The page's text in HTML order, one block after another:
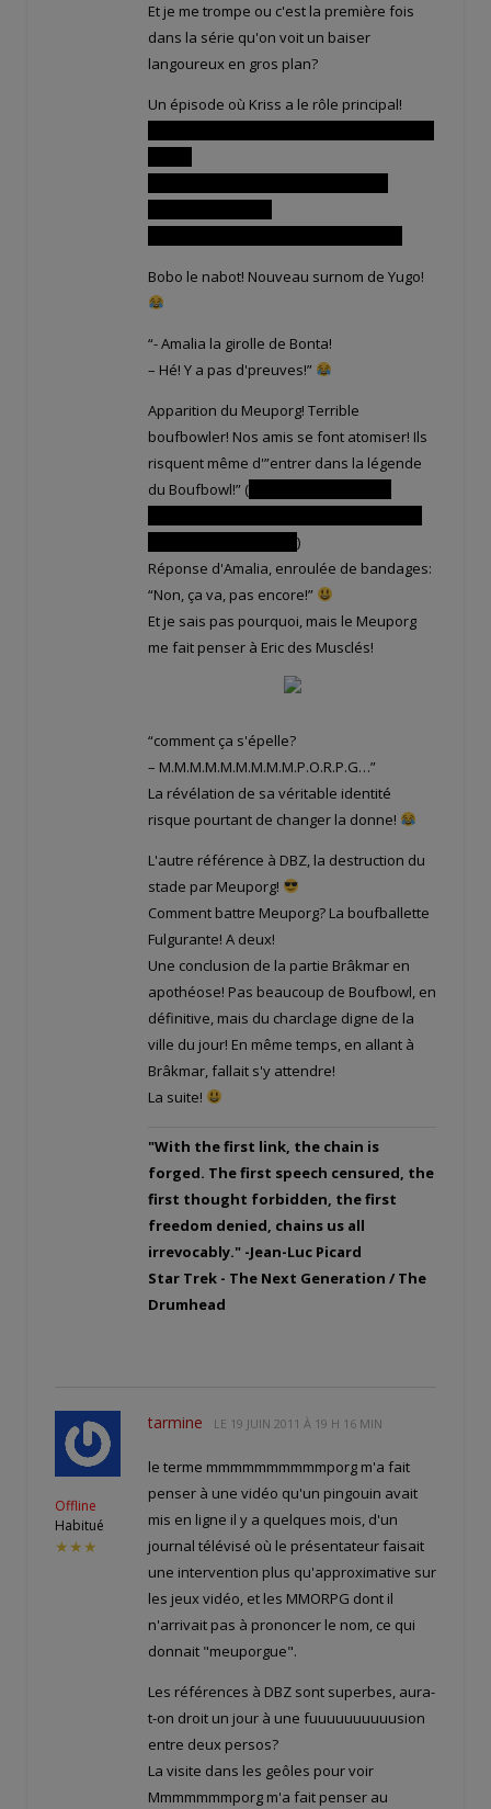
Et je me trompe ou c'est la première fois
dans la série qu'on voit un baiser
langoureux en gros plan?
Un épisode où Kriss a le rôle principal!
Bobo le nabot! Nouveau surnom de Yugo!
“- Amalia la girolle de Bonta!
– Hé! Y a pas d'preuves!”
Apparition du Meuporg! Terrible
boufbowler! Nos amis se font atomiser! Ils
risquent même d'”entrer dans la légende
du Boufbowl!” (
)
Réponse d'Amalia, enroulée de bandages:
“Non, ça va, pas encore!”
Et je sais pas pourquoi, mais le Meuporg
me fait penser à Eric des Musclés!
“comment ça s'épelle?
– M.M.M.M.M.M.M.M.M.P.O.R.P.G…”
La révélation de sa véritable identité
risque pourtant de changer la donne!
L'autre référence à DBZ, la destruction du
stade par Meuporg!
Comment battre Meuporg? La boufballette
Fulgurante! A deux!
Une conclusion de la partie Brâkmar en
apothéose! Pas beaucoup de Boufbowl, en
définitive, mais du charclage digne de la
ville du jour! En même temps, en allant à
Brâkmar, fallait s'y attendre!
La suite!
"With the first link, the chain is
forged. The first speech censured, the
first thought forbidden, the first
freedom denied, chains us all
irrevocably." -Jean-Luc Picard
Star Trek - The Next Generation / The
Drumhead
Offline
Habitué
★★★
tarmine LE 19 JUIN 2011 À 19 H 16 MIN
le terme mmmmmmmmmmporg m'a fait
penser à une vidéo qu'un pingouin avait
mis en ligne il y a quelques mois, d'un
journal télévisé où le présentateur faisait
une intervention plus qu'approximative sur
les jeux vidéo, et les MMORPG dont il
n'arrivait pas à prononcer le nom, ce qui
donnait "meuporgue".
Les références à DBZ sont superbes, aura-
t-on droit un jour à une fuuuuuuuuuusion
entre deux persos?
La visite dans les geôles pour voir
Mmmmmmmporg m'a fait penser au